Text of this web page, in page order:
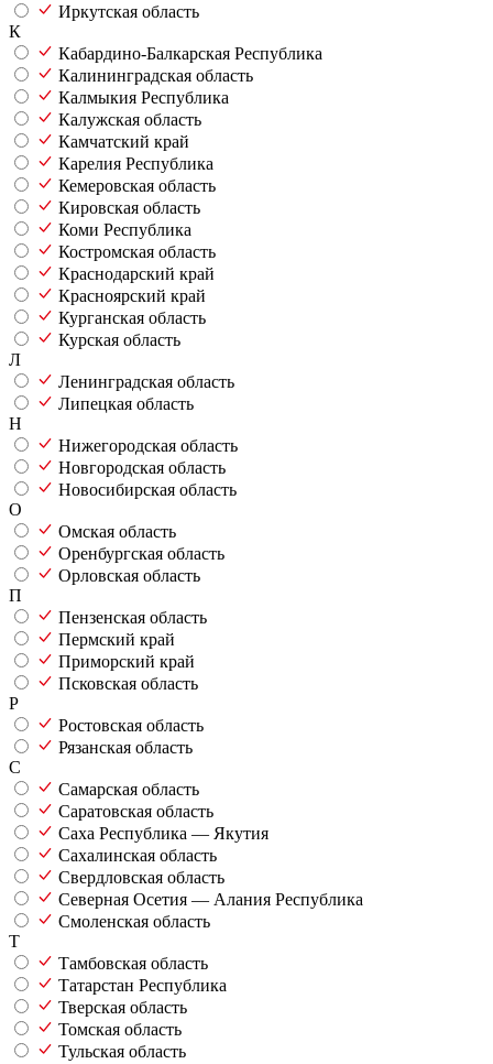
Иркутская область
К
Кабардино-Балкарская Республика
Калининградская область
Калмыкия Республика
Калужская область
Камчатский край
Карелия Республика
Кемеровская область
Кировская область
Коми Республика
Костромская область
Краснодарский край
Красноярский край
Курганская область
Курская область
Л
Ленинградская область
Липецкая область
Н
Нижегородская область
Новгородская область
Новосибирская область
О
Омская область
Оренбургская область
Орловская область
П
Пензенская область
Пермский край
Приморский край
Псковская область
Р
Ростовская область
Рязанская область
С
Самарская область
Саратовская область
Саха Республика — Якутия
Сахалинская область
Свердловская область
Северная Осетия — Алания Республика
Смоленская область
Т
Тамбовская область
Татарстан Республика
Тверская область
Томская область
Тульская область